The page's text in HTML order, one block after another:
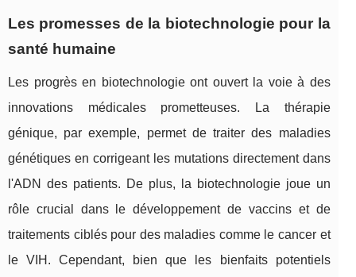
Les promesses de la biotechnologie pour la
santé humaine
Les progrès en biotechnologie ont ouvert la voie à des
innovations médicales prometteuses. La thérapie
génique, par exemple, permet de traiter des maladies
génétiques en corrigeant les mutations directement dans
l'ADN des patients. De plus, la biotechnologie joue un
rôle crucial dans le développement de vaccins et de
traitements ciblés pour des maladies comme le cancer et
le VIH. Cependant, bien que les bienfaits potentiels